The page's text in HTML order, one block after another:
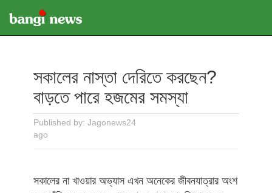
সকালের নাস্তা দেরিতে করছেন?
বাড়তে পারে হজমের সমস্যা
Published by: Jagonews24
ago
সকালের না খাওয়ার অভ্যাস এখন অনেকের জীবনযাত্রার অংশ